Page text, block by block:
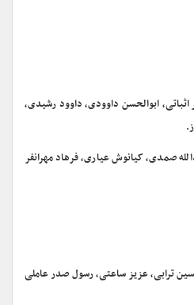
ابوالحسن داوودی، داوود رشیدی،
صمدی، کیانوش عیاری، فرهاد مهرانفر
ترابی، عزیز ساعتی، رسول صدر عاملی